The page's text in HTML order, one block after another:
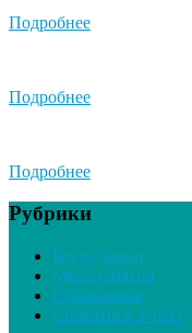
Подробнее
Подробнее
Подробнее
Рубрики
Без рубрики
Мероприятия
Объявление
События в УчКО